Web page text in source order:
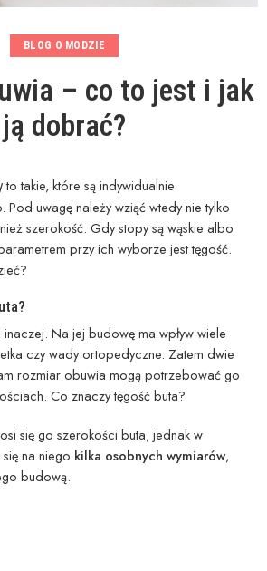
BLOG O MODZIE
– co to jest i jak
ją dobrać?
to takie, które są indywidualnie
uwagę należy wziąć wtedy nie tylko
szerokość. Gdy stopy są wąskie albo
przy ich wyborze jest tęgość.
Na jej budowę ma wpływ wiele
czy wady ortopedyczne. Zatem dwie
rozmiar obuwia mogą potrzebować go
Co znaczy tęgość buta?
się go szerokości buta, jednak w
na niego kilka osobnych wymiarów,
budową.